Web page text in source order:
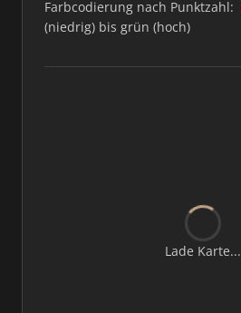
Farbcodierung nach Punktzahl:
(niedrig) bis grün (hoch)
Lade Karte...